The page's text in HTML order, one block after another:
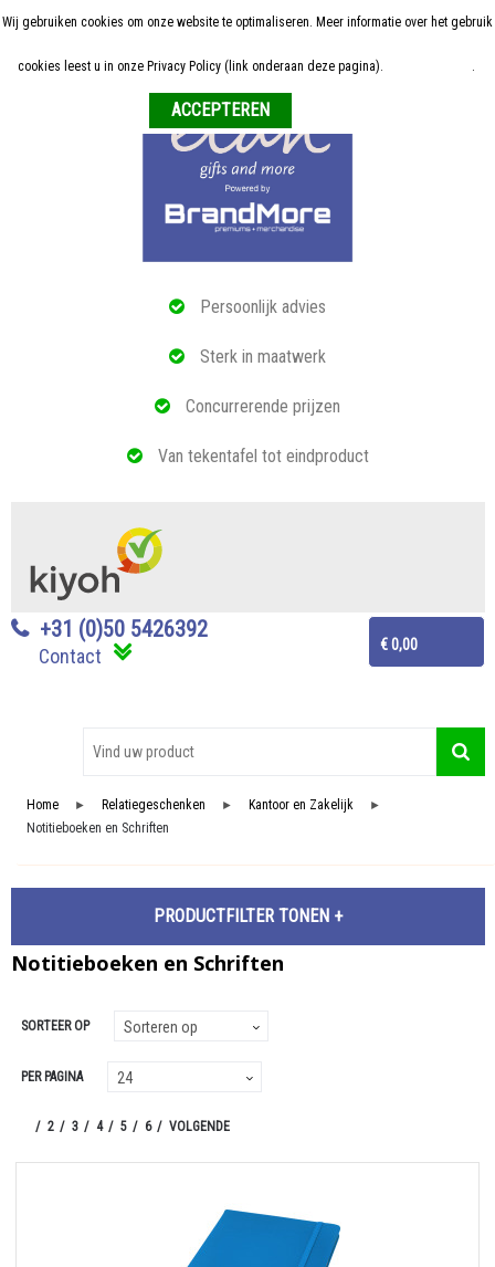
Persoonlijk advies
Sterk in maatwerk
Concurrerende prijzen
Van tekentafel tot eindproduct
€ 0,00
+31 (0)50 5426392
Contact
Home
ALLE RELATIEGESCHENKEN
Home ► Relatiegeschenken ► Kantoor en Zakelijk ►
Notitieboeken en Schriften
PRODUCTFILTER
Notitieboeken en Schriften
SORTEER OP
PER PAGINA
2 3 4 5 6 VOLGENDE
Wij gebruiken cookies om onze website te optimaliseren. Meer informatie over het gebruik
cookies leest u in onze Privacy Policy (link onderaan deze pagina). .